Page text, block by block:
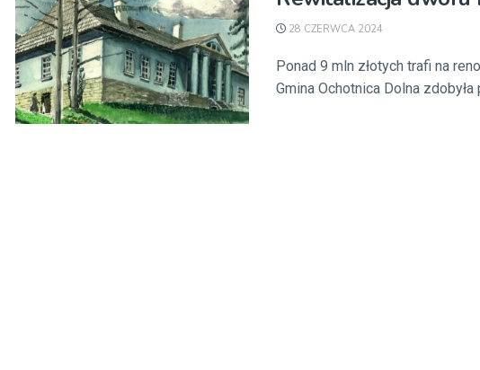
28 CZERWCA 2024
Ponad 9 mln złotych trafi na
Gmina Ochotnica Dolna zdobyła